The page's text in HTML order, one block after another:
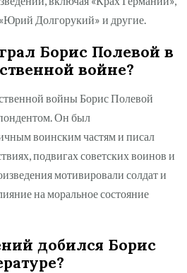
Долгорукий» и другие.
Борис Полевой в
войне?
войны Борис Полевой
Он был
воинским частям и писал
подвигах советских воинов и
мотивировали солдат и
на моральное состояние
добился Борис